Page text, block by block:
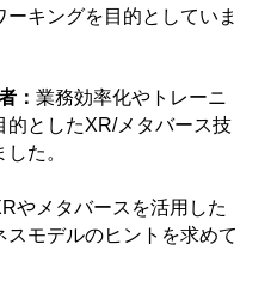
キングを目的としていま
：業務効率化やトレーニ
的としたXR/メタバース技
た。
やメタバースを活用した
モデルのヒントを求めて